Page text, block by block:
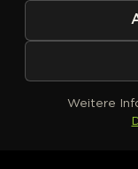
Kein
Weitere